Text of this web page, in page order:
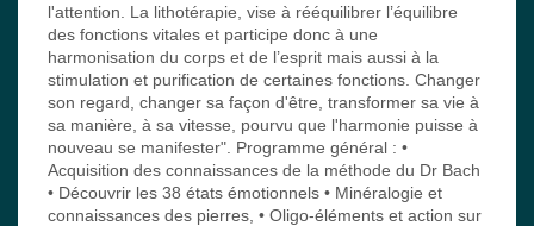
l'attention. La lithotérapie, vise à rééquilibrer l’équilibre
des fonctions vitales et participe donc à une
harmonisation du corps et de l’esprit mais aussi à la
stimulation et purification de certaines fonctions. Changer
son regard, changer sa façon d'être, transformer sa vie à
sa manière, à sa vitesse, pourvu que l'harmonie puisse à
nouveau se manifester". Programme général : •
Acquisition des connaissances de la méthode du Dr Bach
• Découvrir les 38 états émotionnels • Minéralogie et
connaissances des pierres, • Oligo-éléments et action sur